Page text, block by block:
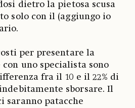
dietro la pietosa scusa
solo con il (aggiungo io
per presentare la
uno specialista sono
fra il 10 e il 22% di
sborsare. Il
saranno patacche